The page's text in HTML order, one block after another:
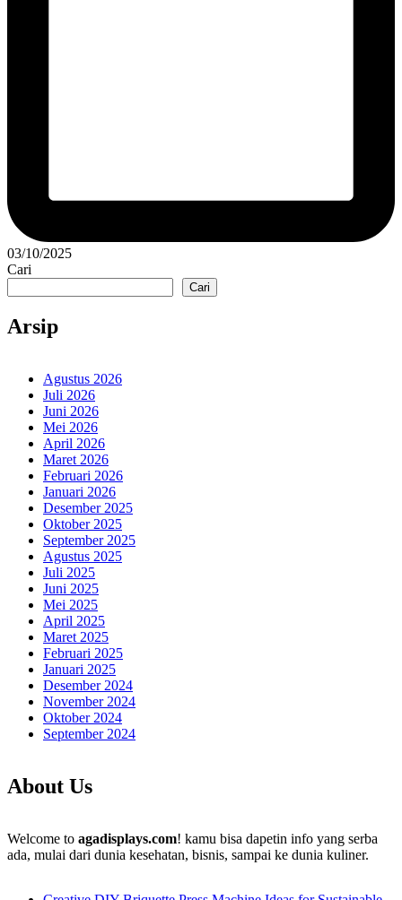
03/10/2025
Cari
Cari
Arsip
Agustus 2026
Juli 2026
Juni 2026
Mei 2026
April 2026
Maret 2026
Februari 2026
Januari 2026
Desember 2025
Oktober 2025
September 2025
Agustus 2025
Juli 2025
Juni 2025
Mei 2025
April 2025
Maret 2025
Februari 2025
Januari 2025
Desember 2024
November 2024
Oktober 2024
September 2024
About Us
Welcome to agadisplays.com! kamu bisa dapetin info yang serba
ada, mulai dari dunia kesehatan, bisnis, sampai ke dunia kuliner.